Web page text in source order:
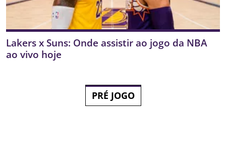
Lakers x Suns: Onde assistir ao jogo da NBA
ao vivo hoje
PRÉ JOGO